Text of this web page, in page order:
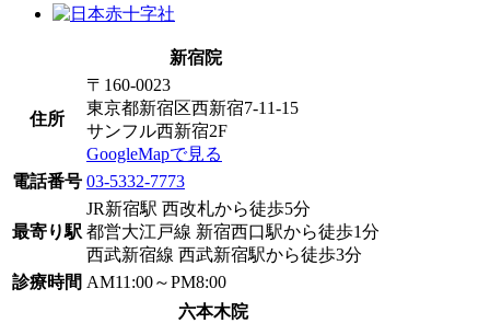
新宿院
住所
〒160-0023
東京都新宿区西新宿7-11-15
サンフル西新宿2F
GoogleMapで見る
電話番号 03-5332-7773
最寄り駅
JR新宿駅 西改札から徒歩5分
都営大江戸線 新宿西口駅から徒歩1分
西武新宿線 西武新宿駅から徒歩3分
診療時間 AM11:00～PM8:00
六本木院